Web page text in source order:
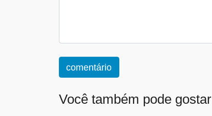
comentário
Você também pode gostar